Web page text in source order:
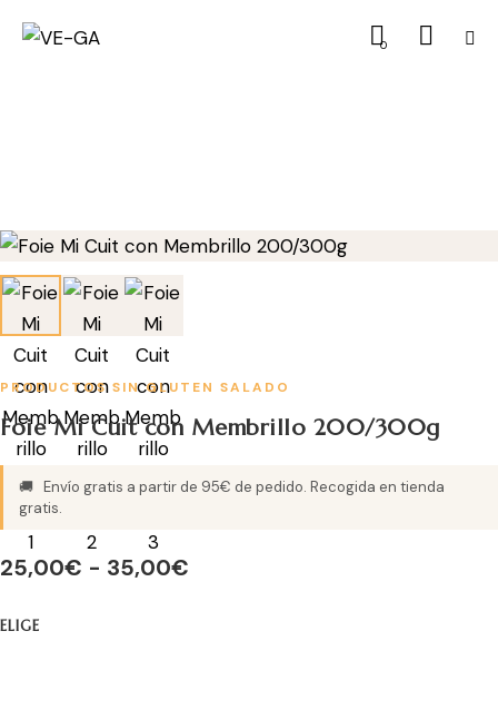
0
PRODUCTOS SIN GLUTEN SALADO
Foie Mi Cuit con Membrillo 200/300g
🚚 Envío gratis a partir de 95€ de pedido. Recogida en tienda
gratis.
25,00€ - 35,00€
ELIGE